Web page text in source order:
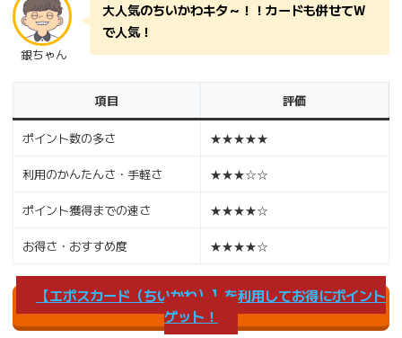
銀ちゃん
大人気のちいかわキタ～！！カードも併せてW
で人気！
項目 評価
ポイント数の多さ ★★★★★
利用のかんたんさ・手軽さ ★★★☆☆
ポイント獲得までの速さ ★★★★☆
お得さ・おすすめ度 ★★★★☆
【エポスカード（ちいかわ）】を利用してお得にポイント
ゲット！